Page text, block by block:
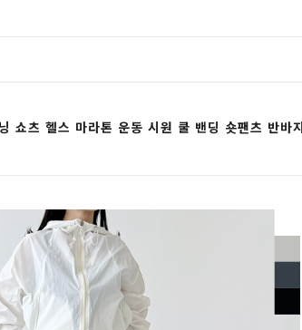
츠 헬스 마라톤 운동 시원 쿨 밴딩 숏팬츠 반바지